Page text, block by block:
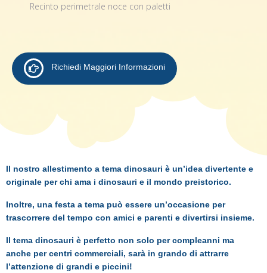
Recinto perimetrale noce con paletti
Richiedi Maggiori Informazioni
Il nostro allestimento a tema dinosauri è un’idea divertente e
originale per chi ama i dinosauri e il mondo preistorico.
Inoltre, una festa a tema può essere un’occasione per
trascorrere del tempo con amici e parenti e divertirsi insieme.
Il tema dinosauri è perfetto non solo per compleanni ma
anche per centri commerciali, sarà in grando di attrarre
l’attenzione di grandi e piccini!